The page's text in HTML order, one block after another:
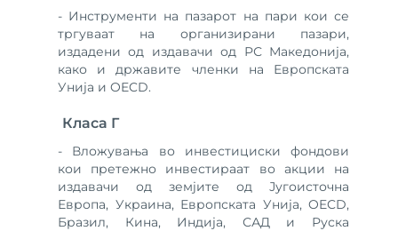
- Инструменти на пазарот на пари кои се
тргуваат на организирани пазари,
издадени од издавачи од РС Македонија,
како и државите членки на Европската
Унија и OECD.
Класа Г
- Вложувања во инвестициски фондови
кои претежно инвестираат во акции на
издавачи од земјите од Југоисточна
Европа, Украина, Европската Унија, OECD,
Бразил, Кина, Индија, САД и Руска